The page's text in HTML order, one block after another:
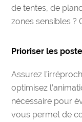
de tentes, de
zones sensibles ?
Prioriser les
Assurez
optimisez
nécessaire pour
vous permet de